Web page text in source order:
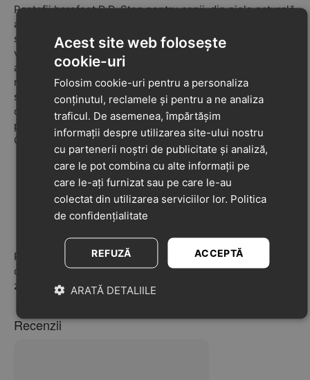
Pantofii barefoot D.D. Step pentru copii, din piele naturală
alb sidef, sunt ideali pentru primii pași, oferind confort și
susținere optimă. Designul decupat asigură o bună
ventilare, fiind perfect pentru sezonul cald și pentru
activitățile zilnice. Talpa flexibilă și ușoară permite
mișcarea naturală a piciorului, contribuind la o dezvoltare
sănătoasă, în timp ce materialele premium oferă
durabilitate și respirabilitate. Acești pantofi barefoot sunt
potriviți pentru copii activi, în perioada primilor pași.
Caracteristici:
Pantofi copii barefoot din piele naturală
Ideali pentru primii pași
Talpă flexibilă și ușoară
Design decupat pentru aerisire
Perfecți pentru plimbări, grădiniță și activități zilnice,
oferind libertate de mișcare și confort pe tot parcursul
zilei.
Recenzii
Acest site web folosește
cookie-uri
Folosim cookie-uri pentru a personaliza
conținutul, reclamele și pentru a ne analiza
traficul. De asemenea, împărtășim
informații despre utilizarea site-ului nostru
cu partenerii noștri de publicitate și analiză,
care le pot combina cu alte informații pe
care le-ați furnizat sau pe care le-au
colectat din utilizarea serviciilor lor. Politica
de confidențialitate
ACCEPTĂ
REFUZĂ
ARATĂ DETALIILE